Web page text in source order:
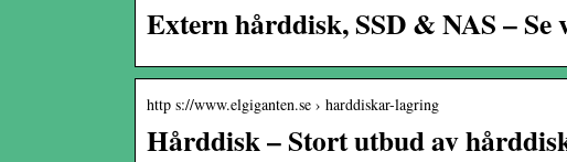
Extern hårddisk, SSD & NAS –
http s://www.elgiganten.se › harddiskar-lagring
Hårddisk – Stort utbud av